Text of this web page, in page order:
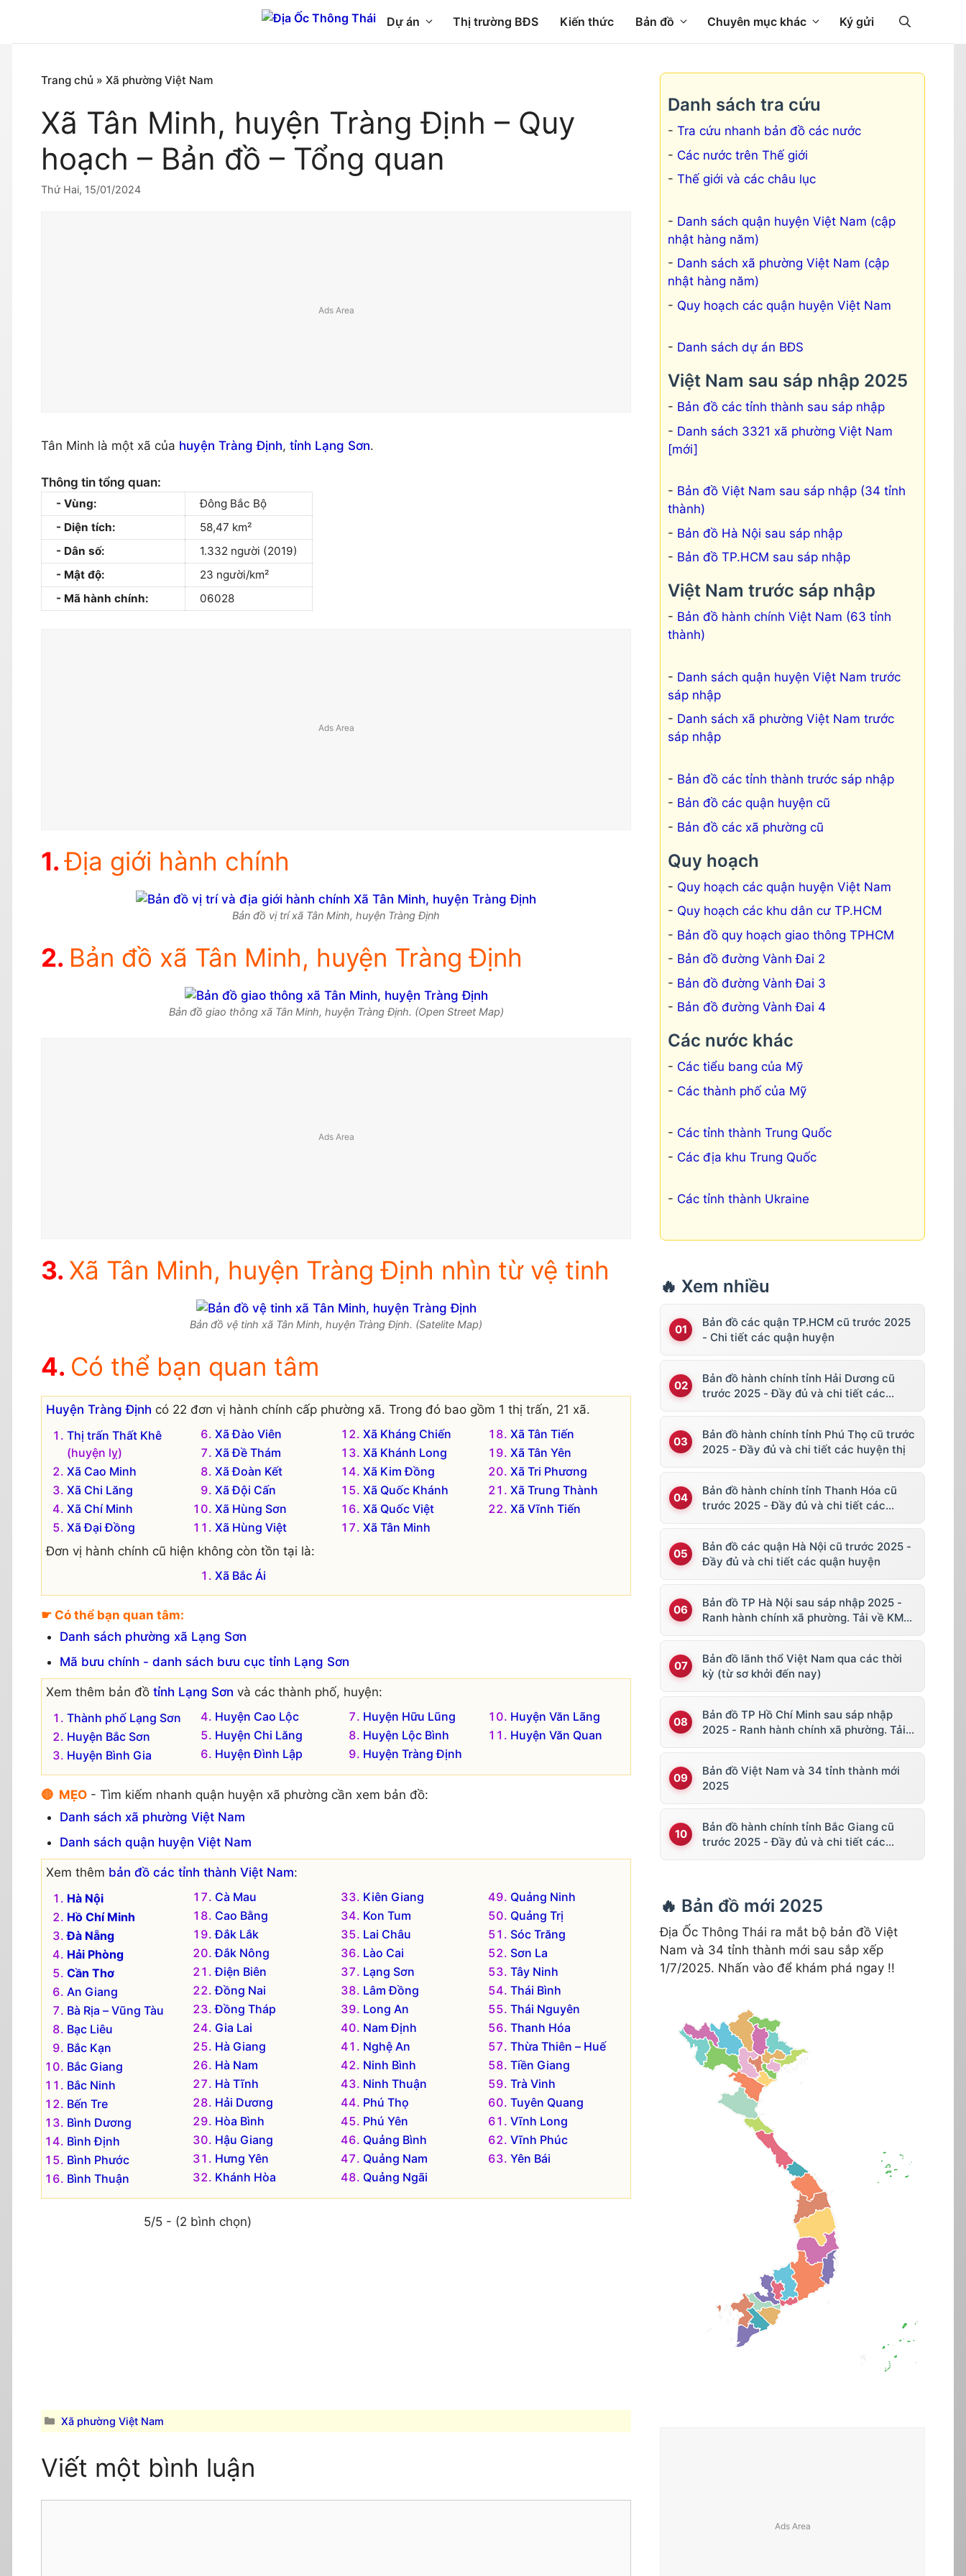
nội
Dự án Thị trường BĐS Kiến thức Bản đồ Chuyên mục khác Ký gửi
Trang chủ » Xã phường Việt Nam
Xã Tân Minh, huyện Tràng Định – Quy
hoạch – Bản đồ – Tổng quan
Thứ Hai, 15/01/2024
Tân Minh là một xã của huyện Tràng Định, tỉnh Lạng Sơn.
Thông tin tổng quan:
Vùng:
Đông Bắc Bộ
Diện tích:
58,47 km²
Dân số:
1.332 người (2019)
Mật độ:
23 người/km²
Mã hành chính:
06028
Địa giới hành chính
Bản đồ vị trí xã Tân Minh, huyện Tràng Định
Bản đồ xã Tân Minh, huyện Tràng Định
Bản đồ giao thông xã Tân Minh, huyện Tràng Định. (Open Street Map)
Xã Tân Minh, huyện Tràng Định nhìn từ vệ tinh
Bản đồ vệ tinh xã Tân Minh, huyện Tràng Định. (Satelite Map)
Có thể bạn quan tâm
Huyện Tràng Định có 22 đơn vị hành chính cấp phường xã. Trong đó bao gồm 1 thị trấn, 21 xã.
Thị trấn Thất Khê
(huyện lỵ)
Xã Cao Minh
Xã Chi Lăng
Xã Chí Minh
Xã Đại Đồng
Xã Đào Viên
Xã Đề Thám
Xã Đoàn Kết
Xã Đội Cấn
Xã Hùng Sơn
Xã Hùng Việt
Xã Kháng Chiến
Xã Khánh Long
Xã Kim Đồng
Xã Quốc Khánh
Xã Quốc Việt
Xã Tân Minh
Xã Tân Tiến
Xã Tân Yên
Xã Tri Phương
Xã Trung Thành
Xã Vĩnh Tiến
Đơn vị hành chính cũ hiện không còn tồn tại là:
Xã Bắc Ái
☛ Có thể bạn quan tâm:
Danh sách phường xã Lạng Sơn
Mã bưu chính - danh sách bưu cục tỉnh Lạng Sơn
Xem thêm bản đồ tỉnh Lạng Sơn và các thành phố, huyện:
Thành phố Lạng Sơn
Huyện Bắc Sơn
Huyện Bình Gia
Huyện Cao Lộc
Huyện Chi Lăng
Huyện Đình Lập
Huyện Hữu Lũng
Huyện Lộc Bình
Huyện Tràng Định
Huyện Văn Lãng
Huyện Văn Quan
🔴 MẸO - Tìm kiếm nhanh quận huyện xã phường cần xem bản đồ:
Danh sách xã phường Việt Nam
Danh sách quận huyện Việt Nam
Xem thêm bản đồ các tỉnh thành Việt Nam:
Hà Nội
Hồ Chí Minh
Đà Nẵng
Hải Phòng
Cần Thơ
An Giang
Bà Rịa – Vũng Tàu
Bạc Liêu
Bắc Kạn
Bắc Giang
Bắc Ninh
Bến Tre
Bình Dương
Bình Định
Bình Phước
Bình Thuận
Cà Mau
Cao Bằng
Đắk Lắk
Đắk Nông
Điện Biên
Đồng Nai
Đồng Tháp
Gia Lai
Hà Giang
Hà Nam
Hà Tĩnh
Hải Dương
Hòa Bình
Hậu Giang
Hưng Yên
Khánh Hòa
Kiên Giang
Kon Tum
Lai Châu
Lào Cai
Lạng Sơn
Lâm Đồng
Long An
Nam Định
Nghệ An
Ninh Bình
Ninh Thuận
Phú Thọ
Phú Yên
Quảng Bình
Quảng Nam
Quảng Ngãi
Quảng Ninh
Quảng Trị
Sóc Trăng
Sơn La
Tây Ninh
Thái Bình
Thái Nguyên
Thanh Hóa
Thừa Thiên – Huế
Tiền Giang
Trà Vinh
Tuyên Quang
Vĩnh Long
Vĩnh Phúc
Yên Bái
5/5 - (2 bình chọn)
Danh
mục
Xã phường Việt Nam
Viết một bình luận
Danh sách tra cứu
Tra cứu nhanh bản đồ các nước
Các nước trên Thế giới
Thế giới và các châu lục
Danh sách quận huyện Việt Nam (cập
nhật hàng năm)
Danh sách xã phường Việt Nam (cập
nhật hàng năm)
Quy hoạch các quận huyện Việt Nam
Danh sách dự án BĐS
Việt Nam sau sáp nhập 2025
Bản đồ các tỉnh thành sau sáp nhập
Danh sách 3321 xã phường Việt Nam
[mới]
Bản đồ Việt Nam sau sáp nhập (34 tỉnh
thành)
Bản đồ Hà Nội sau sáp nhập
Bản đồ TP.HCM sau sáp nhập
Việt Nam trước sáp nhập
Bản đồ hành chính Việt Nam (63 tỉnh
thành)
Danh sách quận huyện Việt Nam trước
sáp nhập
Danh sách xã phường Việt Nam trước
sáp nhập
Bản đồ các tỉnh thành trước sáp nhập
Bản đồ các quận huyện cũ
Bản đồ các xã phường cũ
Quy hoạch
Quy hoạch các quận huyện Việt Nam
Quy hoạch các khu dân cư TP.HCM
Bản đồ quy hoạch giao thông TPHCM
Bản đồ đường Vành Đai 2
Bản đồ đường Vành Đai 3
Bản đồ đường Vành Đai 4
Các nước khác
Các tiểu bang của Mỹ
Các thành phố của Mỹ
Các tỉnh thành Trung Quốc
Các địa khu Trung Quốc
Các tỉnh thành Ukraine
🔥 Xem nhiều
Bản đồ các quận TP.HCM cũ trước 2025
- Chi tiết các quận huyện
Bản đồ hành chính tỉnh Hải Dương cũ
trước 2025 - Đầy đủ và chi tiết các
Bản đồ hành chính tỉnh Phú Thọ cũ trước
2025 - Đầy đủ và chi tiết các huyện thị
Bản đồ hành chính tỉnh Thanh Hóa cũ
trước 2025 - Đầy đủ và chi tiết các
Bản đồ các quận Hà Nội cũ trước 2025 -
Đầy đủ và chi tiết các quận huyện
Bản đồ TP Hà Nội sau sáp nhập 2025 -
Ranh hành chính xã phường. Tải về KML,
Bản đồ lãnh thổ Việt Nam qua các thời
kỳ (từ sơ khởi đến nay)
Bản đồ TP Hồ Chí Minh sau sáp nhập
2025 - Ranh hành chính xã phường. Tải
Bản đồ Việt Nam và 34 tỉnh thành mới
2025
Bản đồ hành chính tỉnh Bắc Giang cũ
trước 2025 - Đầy đủ và chi tiết các
🔥 Bản đồ mới 2025
Địa Ốc Thông Thái ra mắt bộ bản đồ Việt
Nam và 34 tỉnh thành mới sau sắp xếp
1/7/2025. Nhấn vào để khám phá ngay !!